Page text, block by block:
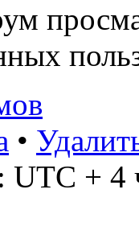
•
UTC + 4